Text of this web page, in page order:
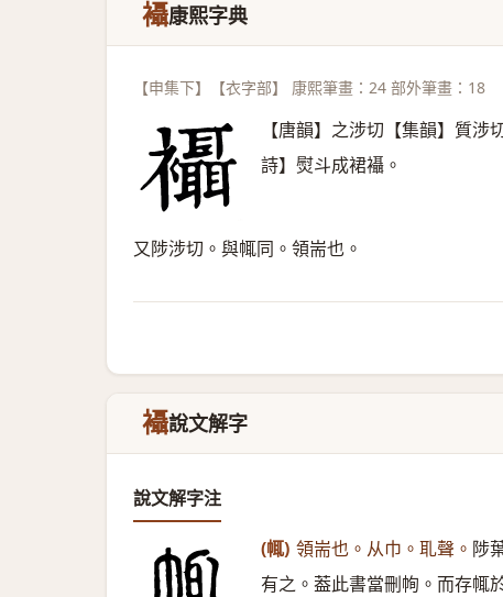
襵康熙字典
【申集下】【衣字部】 康熙筆畫：24 部外筆畫：18
【唐韻】之涉切【集韻】質涉
詩】熨斗成裙襵。
又陟涉切。與㡇同。領耑也。
襵說文解字
說文解字注
(㡇) 領耑也。从巾。耴聲。 陟
有之。葢此書當刪㡄。而存㡇